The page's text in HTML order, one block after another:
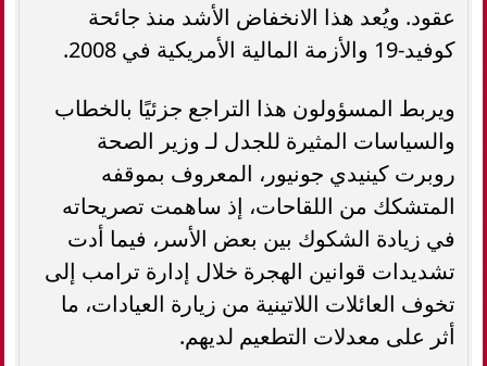
عقود. ويُعد هذا الانخفاض الأشد منذ جائحة
كوفيد-19 والأزمة المالية الأمريكية في 2008.
ويربط المسؤولون هذا التراجع جزئيًا بالخطاب
والسياسات المثيرة للجدل لـ وزير الصحة
روبرت كينيدي جونيور، المعروف بموقفه
المتشكك من اللقاحات، إذ ساهمت تصريحاته
في زيادة الشكوك بين بعض الأسر، فيما أدت
تشديدات قوانين الهجرة خلال إدارة ترامب إلى
تخوف العائلات اللاتينية من زيارة العيادات، ما
أثر على معدلات التطعيم لديهم.